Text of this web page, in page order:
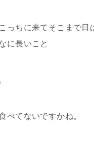
っちに来てそこまで日
に長いこと
べてないですかね。